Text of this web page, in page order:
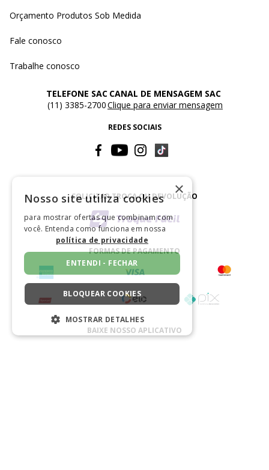
Orçamento Produtos Sob Medida
Fale conosco
Trabalhe conosco
TELEFONE SAC
(11) 3385-2700
CANAL DE MENSAGEM SAC
Clique para enviar mensagem
REDES SOCIAIS
SOLICITAR TROCA OU DEVOLUÇÃO
FORMAS DE PAGAMENTO
BAIXE NOSSO APLICATIVO
×
Nosso site utiliza cookies
para mostrar ofertas que combinam com
você. Entenda como funciona em nossa
política de privacidade
ENTENDI - FECHAR
BLOQUEAR COOKIES
MOSTRAR DETALHES
ESTRITAMENTE NECESSÁRIOS